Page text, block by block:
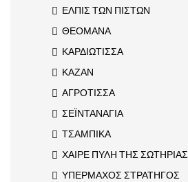
ΕΛΠΙΣ ΤΩΝ ΠΙΣΤΩΝ
ΘΕΟΜΑΝΑ
ΚΑΡΔΙΩΤΙΣΣΑ
ΚΑΖΑΝ
ΑΓΡΟΤΙΣΣΑ
ΣΕΪΝΤΑΝΑΓΙΑ
ΤΣΑΜΠΙΚΑ
ΧΑΙΡΕ ΠΥΛΗ ΤΗΣ ΣΩΤΗΡΙΑΣ
ΥΠΕΡΜΑΧΟΣ ΣΤΡΑΤΗΓΟΣ